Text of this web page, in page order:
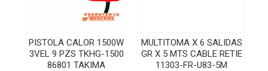
PISTOLA CALOR 1500W
3VEL 9 PZS TKHG-1500
86801 TAKIMA
MULTITOMA X 6 SALIDAS
GR X 5 MTS CABLE RETIE
11303-FR-U83-5M